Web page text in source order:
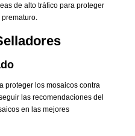
de alto tráfico para proteger
proteger los mosaicos contra
las recomendaciones del
en las mejores